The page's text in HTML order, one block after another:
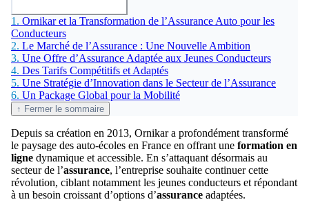
1. Ornikar et la Transformation de l’Assurance Auto pour les
Conducteurs
2. Le Marché de l’Assurance : Une Nouvelle Ambition
3. Une Offre d’Assurance Adaptée aux Jeunes Conducteurs
4. Des Tarifs Compétitifs et Adaptés
5. Une Stratégie d’Innovation dans le Secteur de l’Assurance
6. Un Package Global pour la Mobilité
↑ Fermer le sommaire
Depuis sa création en 2013, Ornikar a profondément transformé
le paysage des auto-écoles en France en offrant une formation en
ligne dynamique et accessible. En s’attaquant désormais au
secteur de l’assurance, l’entreprise souhaite continuer cette
révolution, ciblant notamment les jeunes conducteurs et répondant
à un besoin croissant d’options d’assurance adaptées.